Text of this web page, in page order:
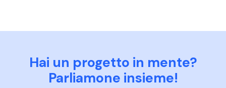
Hai un progetto in mente?
Parliamone insieme!